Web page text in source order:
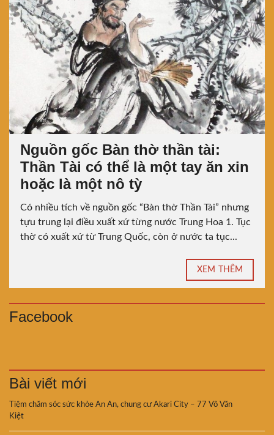
Nguồn gốc Bàn thờ thần tài:
Thần Tài có thể là một tay ăn xin
hoặc là một nô tỳ
Có nhiều tích về nguồn gốc “Bàn thờ Thần Tài” nhưng
tựu trung lại điều xuất xứ từng nước Trung Hoa 1. Tục
thờ có xuất xứ từ Trung Quốc, còn ở nước ta tục...
XEM THÊM
Facebook
Bài viết mới
Tiệm chăm sóc sức khỏe An An, chung cư Akari City – 77 Võ Văn
Kiệt